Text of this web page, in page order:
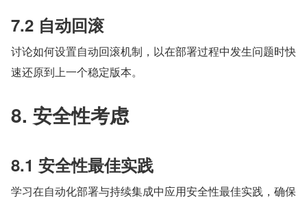
7.2 自动回滚
讨论如何设置自动回滚机制，以在部署过程中发生问题时快
速还原到上一个稳定版本。
8. 安全性考虑
8.1 安全性最佳实践
学习在自动化部署与持续集成中应用安全性最佳实践，确保